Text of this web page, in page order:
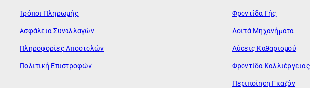
Τρόποι Πληρωμής
Ασφάλεια Συναλλαγών
Πληροφορίες Αποστολών
Πολιτική Επιστροφών
Φροντίδα Γής
Λοιπά Μηχανήματα
Λύσεις Καθαρισμού
Φροντίδα
Περιποίηση Γκαζόν